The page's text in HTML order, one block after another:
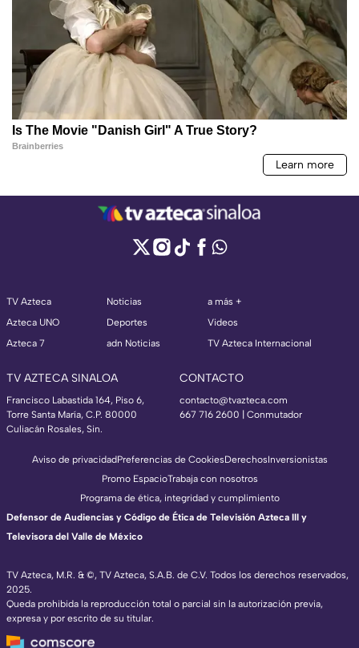
TV Azteca
Azteca UNO
Azteca 7
Noticias
Deportes
adn Noticias
a más +
Videos
TV Azteca Internacional
TV AZTECA SINALOA
Francisco Labastida 164, Piso 6,
Torre Santa María, C.P. 80000
Culiacán Rosales, Sin.
CONTACTO
contacto@tvazteca.com
667 716 2600 | Conmutador
TV Azteca, M.R. & ©, TV Azteca, S.A.B. de C.V. Todos los derechos reservados,
2025.
Queda prohibida la reproducción total o parcial sin la autorización previa,
expresa y por escrito de su titular.
Aviso de privacidadPreferencias de CookiesDerechosInversionistas
Promo EspacioTrabaja con nosotros
Programa de ética, integridad y cumplimiento
Defensor de Audiencias y Código de Ética de Televisión Azteca III y
Televisora del Valle de México